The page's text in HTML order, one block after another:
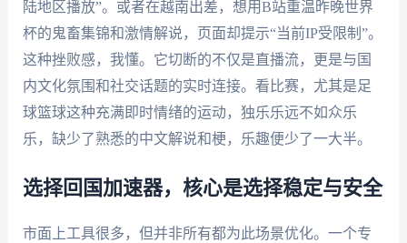
陆地区播放”。或者在越南出差，想用B站重温昨晚世界
杯的鬼畜集锦和激情解说，页面却提示“当前IP受限制”。
这种挫败感，我懂。它切断的不仅是直播流，更是与国
内文化氛围和社交话题的实时连接。看比赛，尤其是足
球篮球这种充满即时情绪的运动，独乐乐远不如众乐
乐，缺少了熟悉的中文解说和梗，乐趣便少了一大半。
选择回国加速器，核心是选择稳定与安全
市面上工具很多，但并非所有都为此场景优化。一个专